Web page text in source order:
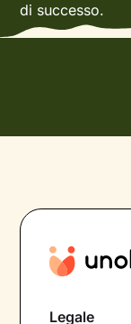
di successo.
Legale